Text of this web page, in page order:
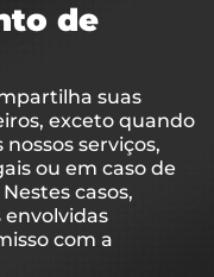
de
suas
exceto quando
serviços,
ou em caso de
casos,
com a